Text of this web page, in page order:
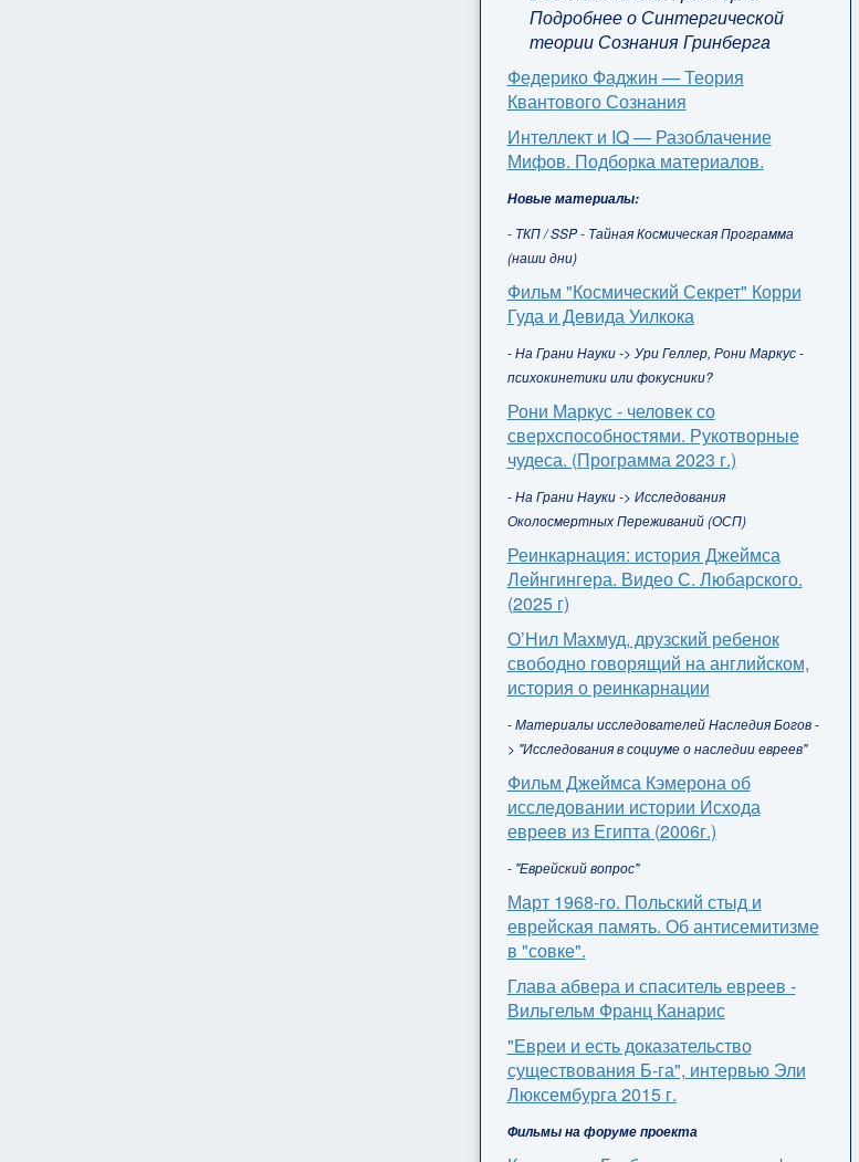
глобальном мировоззрении
и Активном Сознании
Подробнее о Синтергической
теории Сознания Гринберга
Федерико Фаджин — Теория
Квантового Сознания
Интеллект и IQ — Разоблачение
Мифов. Подборка материалов.
Новые материалы:
- ТКП / SSP - Тайная Космическая Программа
(наши дни)
Фильм "Космический Секрет" Корри
Гуда и Девида Уилкока
- На Грани Науки -> Ури Геллер, Рони Маркус -
психокинетики или фокусники?
Рони Маркус - человек со
сверхспособностями. Рукотворные
чудеса. (Программа 2023 г.)
- На Грани Науки -> Исследования
Околосмертных Переживаний (ОСП)
Реинкарнация: история Джеймса
Лейнгингера. Видео С. Любарского.
(2025 г)
О’Нил Махмуд, друзский ребенок
свободно говорящий на английском,
история о реинкарнации
- Материалы исследователей Наследия Богов -
> "Исследования в социуме о наследии евреев"
Фильм Джеймса Кэмерона об
исследовании истории Исхода
евреев из Египта (2006г.)
- "Еврейский вопрос"
Март 1968-го. Польский стыд и
еврейская память. Об антисемитизме
в "совке".
Глава абвера и спаситель евреев -
Вильгельм Франц Канарис
"Евреи и есть доказательство
существования Б-га", интервью Эли
Люксембурга 2015 г.
Фильмы на форуме проекта